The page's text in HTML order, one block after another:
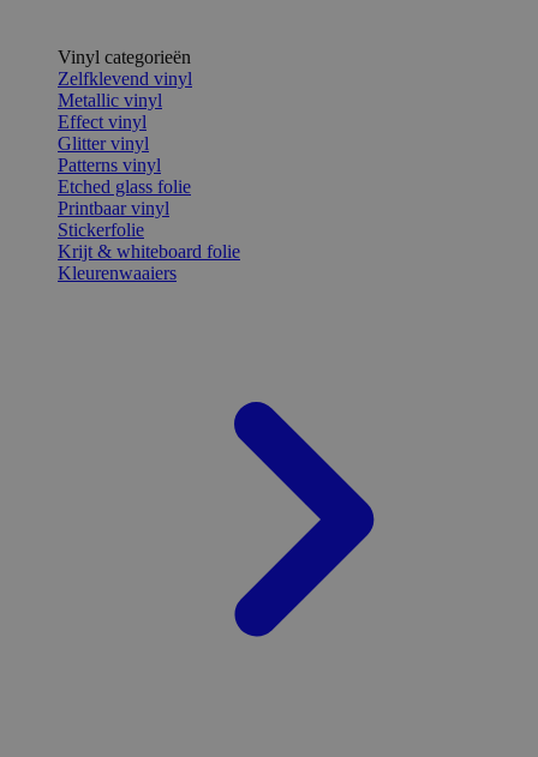
Vinyl categorieën
Zelfklevend vinyl
Metallic vinyl
Effect vinyl
Glitter vinyl
Patterns vinyl
Etched glass folie
Printbaar vinyl
Stickerfolie
Krijt & whiteboard folie
Kleurenwaaiers